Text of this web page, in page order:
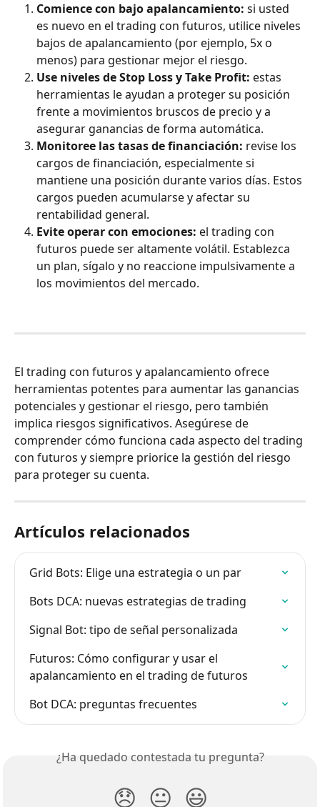
Comience con bajo apalancamiento: si usted
es nuevo en el trading con futuros, utilice niveles
bajos de apalancamiento (por ejemplo, 5x o
menos) para gestionar mejor el riesgo.
Use niveles de Stop Loss y Take Profit: estas
herramientas le ayudan a proteger su posición
frente a movimientos bruscos de precio y a
asegurar ganancias de forma automática.
Monitoree las tasas de financiación: revise los
cargos de financiación, especialmente si
mantiene una posición durante varios días. Estos
cargos pueden acumularse y afectar su
rentabilidad general.
Evite operar con emociones: el trading con
futuros puede ser altamente volátil. Establezca
un plan, sígalo y no reaccione impulsivamente a
los movimientos del mercado.
El trading con futuros y apalancamiento ofrece
herramientas potentes para aumentar las ganancias
potenciales y gestionar el riesgo, pero también
implica riesgos significativos. Asegúrese de
comprender cómo funciona cada aspecto del trading
con futuros y siempre priorice la gestión del riesgo
para proteger su cuenta.
Artículos relacionados
Grid Bots: Elige una estrategia o un par
Bots DCA: nuevas estrategias de trading
Signal Bot: tipo de señal personalizada
Futuros: Cómo configurar y usar el
apalancamiento en el trading de futuros
Bot DCA: preguntas frecuentes
¿Ha quedado contestada tu pregunta?
😞 😐 😃